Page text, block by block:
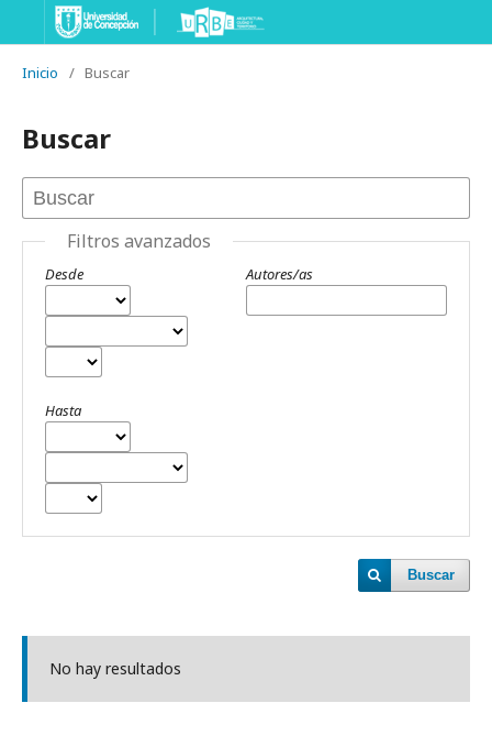
Inicio / Buscar
Buscar
Filtros avanzados
Desde
Hasta
Autores/as
Buscar
No hay resultados